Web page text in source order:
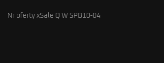
Nr oferty xSale Q W SPB10-04